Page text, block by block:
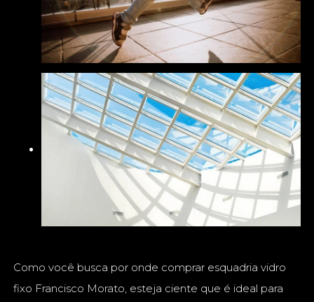
Como você busca por onde comprar esquadria vidro
fixo Francisco Morato, esteja ciente que é ideal para